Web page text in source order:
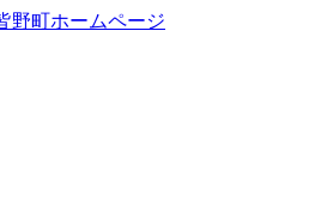
野町ホームページ